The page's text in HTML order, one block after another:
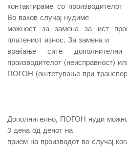
контактираме со
Во ваков случај нудиме
можност за замена за ист
платениот износ. За замена и
враќање сите
производителот (неисправност)
ПОГОН (оштетување при
Дополнително, ПОГОН нуди
3 дена од денот на
прием на производот во случај